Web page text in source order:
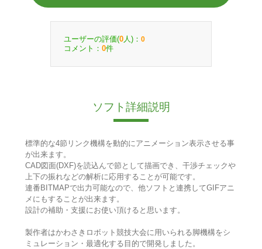
ユーザーの評価(0 人)： 0
コメント： 0件
ソフト詳細説明
標準的な4節リンク機構を動的にアニメーション表示させる事
が出来ます。
CAD図面(DXF)を読込んで節として描画でき、干渉チェックや
上下の振れなどの解析に応用することが可能です。
連番BITMAPで出力可能なので、他ソフトと連携してGIFアニ
メにもすることが出来ます。
設計の補助・支援にお使い頂けると思います。
製作者はかわさきロボット競技大会に用いられる脚機構をシ
ミュレーション・最適化する目的で開発しました。